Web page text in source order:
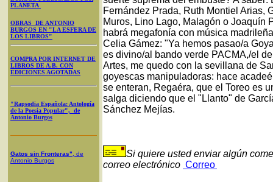
PLANETA
OBRAS DE ANTONIO
BURGOS EN "LA ESFERA DE
LOS LIBROS"
COMPRA POR INTERNET DE
LIBROS DE A.B. CON
EDICIONES AGOTADAS
"Rapsodia Española: Antología
de la Poesía Popular", de
Antonio Burgos
Gatos sin Fronteras" , de
Antonio Burgos
Fernández Prada, Ruth Montiel Arias,
Muros, Lino Lago, Malagón o Joaquín
habrá megafonía con música
Celia Gámez: "Ya hemos pasao/a
es divino/al bando verde PACMA,/el
Artes, me quedo con la sevillana de
goyescas manipuladoras: hace
se enteran, Regaéra, que el Toreo es
salga diciendo que el "Llanto" de
Sánchez Mejías.
Si quiere usted enviar algún
correo electrónico Correo